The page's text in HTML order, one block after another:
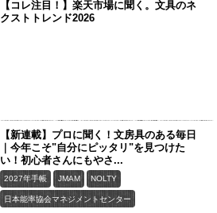
【コレ注目！】楽天市場に聞く。文具のネ
クストトレンド2026
【新連載】プロに聞く！文房具のある毎日
｜今年こそ"自分にピッタリ"を見つけた
い！初心者さんにもやさ...
2027年手帳 JMAM NOLTY
日本能率協会マネジメントセンター